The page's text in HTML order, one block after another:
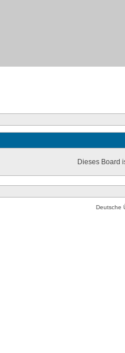
Dieses Board
Deutsche